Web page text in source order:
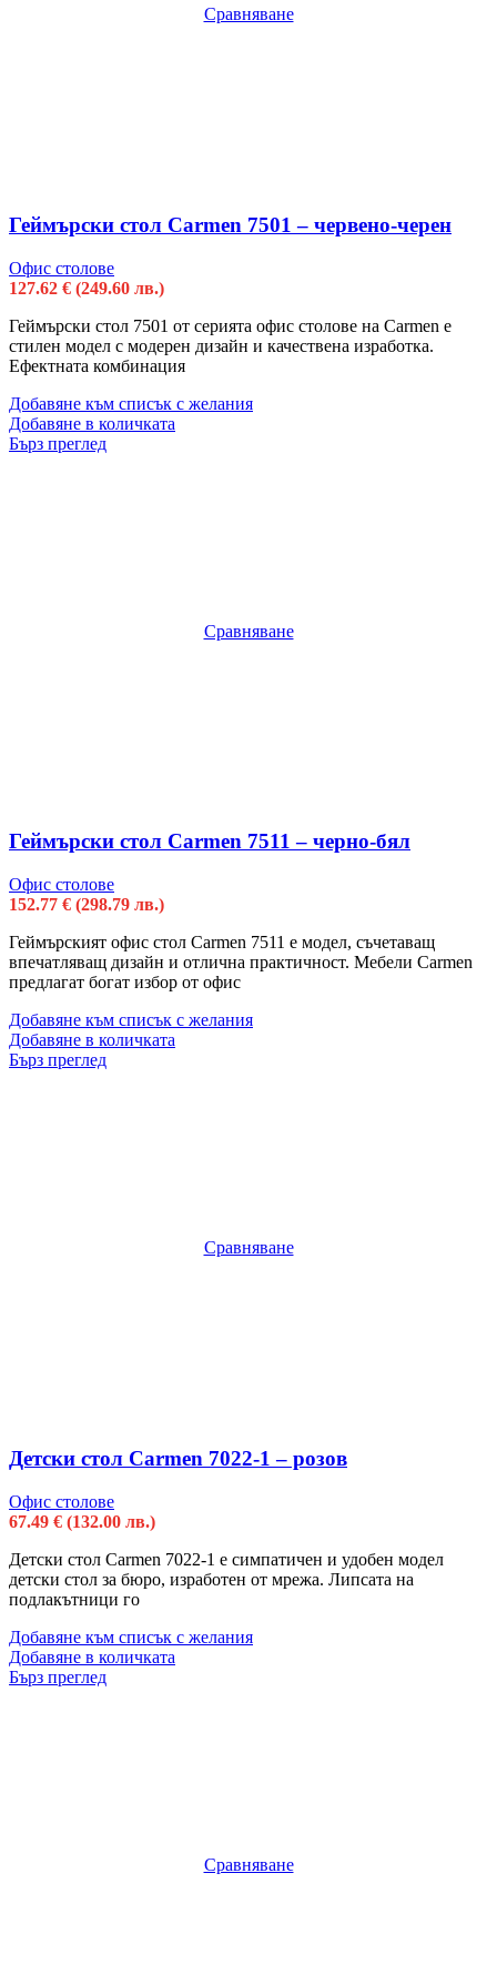
Сравняване
Геймърски стол Carmen 7501 – червено-черен
Офис столове
127.62 € (249.60 лв.)
Геймърски стол 7501 от серията офис столове на Carmen е
стилен модел с модерен дизайн и качествена изработка.
Ефектната комбинация
Добавяне към списък с желания
Добавяне в количката
Бърз преглед
Сравняване
Геймърски стол Carmen 7511 – черно-бял
Офис столове
152.77 € (298.79 лв.)
Геймърският офис стол Carmen 7511 е модел, съчетаващ
впечатляващ дизайн и отлична практичност. Мебели Carmen
предлагат богат избор от офис
Добавяне към списък с желания
Добавяне в количката
Бърз преглед
Сравняване
Детски стол Carmen 7022-1 – розов
Офис столове
67.49 € (132.00 лв.)
Детски стол Carmen 7022-1 е симпатичен и удобен модел
детски стол за бюро, изработен от мрежа. Липсата на
подлакътници го
Добавяне към списък с желания
Добавяне в количката
Бърз преглед
Сравняване